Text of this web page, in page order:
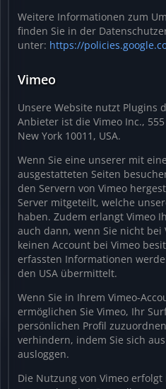
Weitere Informationen zum
finden Sie in der
unter: https://
Vimeo
Unsere Website nutzt Plugins
Anbieter ist die Vimeo Inc.,
New York 10011, USA.
Wenn Sie eine unserer mit
ausgestatteten Seiten
den Servern von Vimeo
Server mitgeteilt, welche
haben. Zudem erlangt Vimeo
auch dann, wenn Sie nicht
keinen Account bei Vimeo
erfassten Informationen
den USA übermittelt.
Wenn Sie in Ihrem Vimeo-
ermöglichen Sie Vimeo, Ihr
persönlichen Profil
verhindern, indem Sie sich
ausloggen.
Die Nutzung von Vimeo